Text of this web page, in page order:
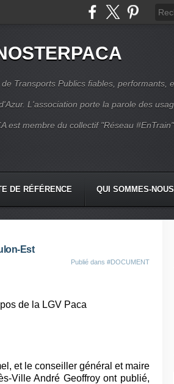
Transports Publics fiables, performants,
L'association porte la parole des
est membre du collectif "Réseau #EnTrain"
DE RÉFÉRENCE QUI SOMMES-
Est
Publié dans #DOCUMENT
de la LGV Paca
et le conseiller général et maire
Ville André Geoffroy ont publié,